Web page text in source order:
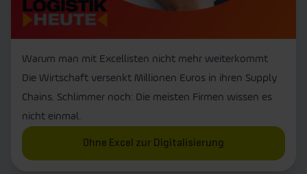
Warum man mit Excellisten nicht mehr weiterkommt
Die Wirtschaft versenkt Millionen Euros in ihren Supply
Chains. Schlimmer noch: Die meisten Firmen wissen es
nicht einmal.
Ohne Excel zur Digitalisierung